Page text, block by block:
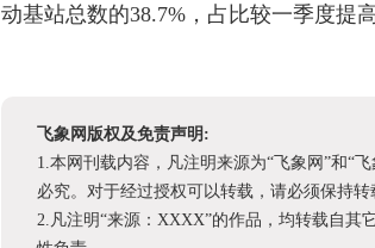
动基站总数的38.7%，占比较一季度提
飞象网版权及免责声明:
1.本网刊载内容，凡注明来源为“飞象网”和“
必究。对于经过授权可以转载，请必须保持
2.凡注明“来源：XXXX”的作品，均转载自其